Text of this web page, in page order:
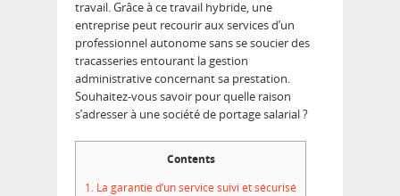
travail. Grâce à ce travail hybride, une
entreprise peut recourir aux services d’un
professionnel autonome sans se soucier des
tracasseries entourant la gestion
administrative concernant sa prestation.
Souhaitez-vous savoir pour quelle raison
s’adresser à une société de portage salarial ?
Contents
1. La garantie d’un service suivi et sécurisé